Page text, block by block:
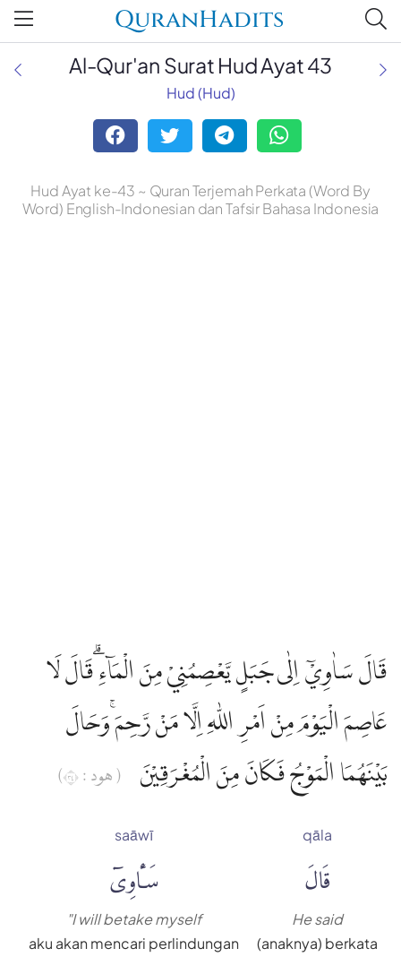
QuranHadits
Al-Qur'an Surat Hud Ayat 43
Hud (Hud)
Hud Ayat ke-43 ~ Quran Terjemah Perkata (Word By
Word) English-Indonesian dan Tafsir Bahasa Indonesia
قَالَ سَاٰوِيْٓ اِلٰى جَبَلٍ يَّعْصِمُنِيْ مِنَ الْمَاۤءِ ۗقَالَ لَا
عَاصِمَ الْيَوْمَ مِنْ اَمْرِ اللّٰهِ اِلَّا مَنْ رَّحِمَ ۚوَحَالَ
بَيْنَهُمَا الْمَوْجُ فَكَانَ مِنَ الْمُغْرَقِيْنَ
( هود : ٤٣)
qāla
قَالَ
He said
(anaknya) berkata
saāwī
سَـَٔاوِىٓ
"I will betake myself
aku akan mencari perlindungan